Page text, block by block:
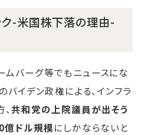
-米国株下落の理由-
ムバーグ等でもニュースにな
バイデン政権による、インフラ
共和党の上院議員が出そう
億ドル規模にしかならないと